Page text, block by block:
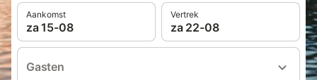
Aankomst
za 15-08
Vertrek
za 22-08
Gasten